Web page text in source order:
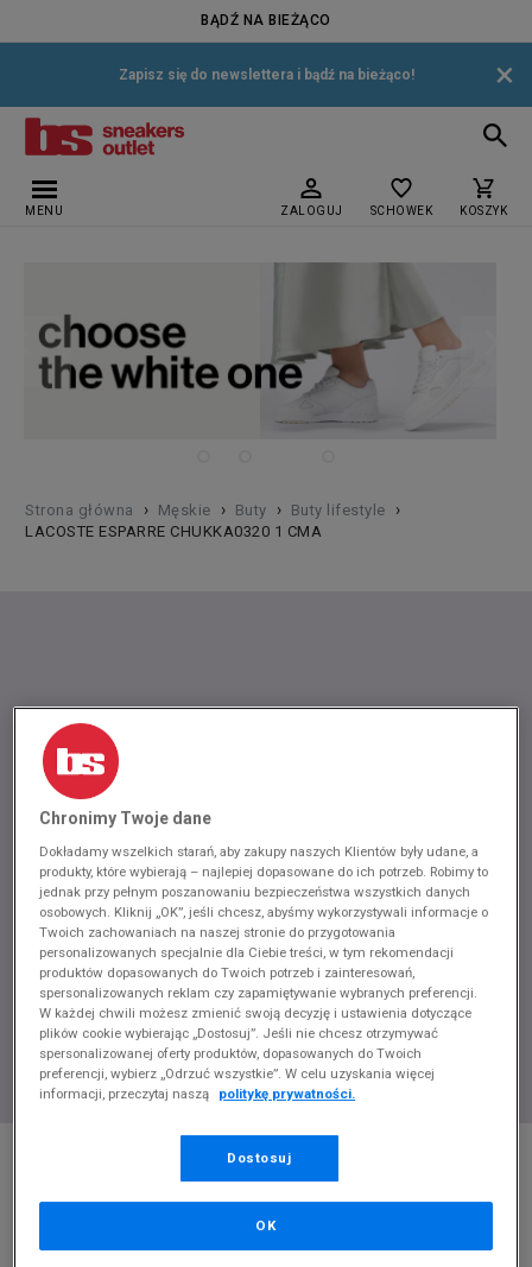
BĄDŹ NA BIEŻĄCO
Zapisz się do newslettera i bądź na bieżąco! ×
MENU ZALOGUJ SCHOWEK KOSZYK
Strona główna › Męskie › Buty › Buty lifestyle ›
LACOSTE ESPARRE CHUKKA0320 1 CMA
LACOSTE ESPARRE CHUKKA0320 1 CMA
Chronimy Twoje dane
Dokładamy wszelkich starań, aby zakupy naszych Klientów były udane, a
produkty, które wybierają – najlepiej dopasowane do ich potrzeb. Robimy to
jednak przy pełnym poszanowaniu bezpieczeństwa wszystkich danych
osobowych. Kliknij „OK”, jeśli chcesz, abyśmy wykorzystywali informacje o
Twoich zachowaniach na naszej stronie do przygotowania
personalizowanych specjalnie dla Ciebie treści, w tym rekomendacji
produktów dopasowanych do Twoich potrzeb i zainteresowań,
spersonalizowanych reklam czy zapamiętywanie wybranych preferencji.
W każdej chwili możesz zmienić swoją decyzję i ustawienia dotyczące
plików cookie wybierając „Dostosuj”. Jeśli nie chcesz otrzymywać
spersonalizowanej oferty produktów, dopasowanych do Twoich
preferencji, wybierz „Odrzuć wszystkie”. W celu uzyskania więcej
informacji, przeczytaj naszą
politykę prywatności.
Dostosuj
OK